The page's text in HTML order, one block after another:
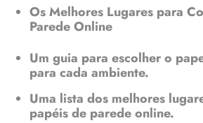
Os Melhores Lugares para
Parede Online
Um guia para escolher o
para cada ambiente.
Uma lista dos melhores
papéis de parede online.